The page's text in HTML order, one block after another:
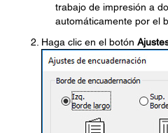
trabajo de impresión a
automáticamente por el
Haga clic en el botón